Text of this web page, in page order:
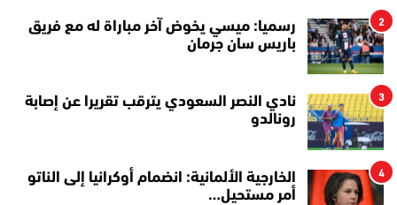
2
رسميا: ميسي يخوض آخر مباراة له مع فريق
باريس سان جرمان
3
نادي النصر السعودي يترقب تقريرا عن إصابة
رونالدو
4
الخارجية الألمانية: انضمام أوكرانيا إلى الناتو
أمر مستحيل…